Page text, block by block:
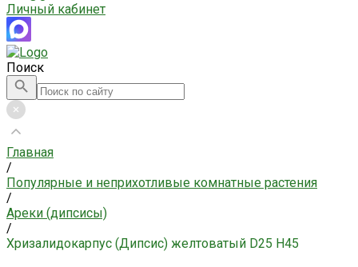
Личный кабинет
Поиск
Главная
/
Популярные и неприхотливые комнатные растения
/
Ареки (дипсисы)
/
Хризалидокарпус (Дипсис) желтоватый D25 H45